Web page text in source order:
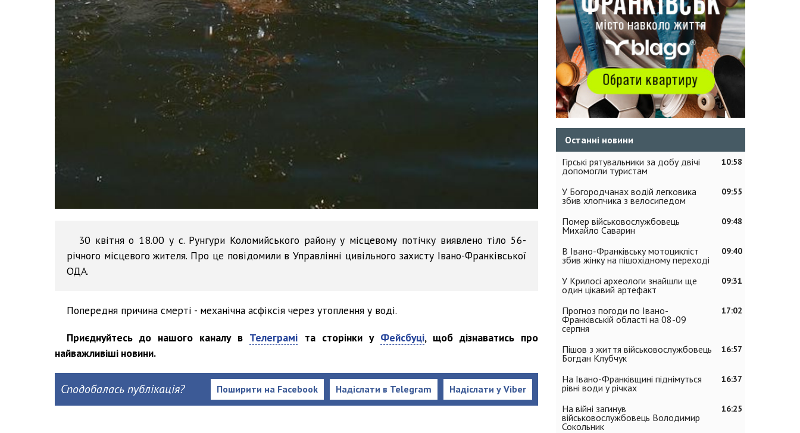
30 квітня о 18.00 у с. Рунгури Коломийського району у місцевому потічку виявлено тіло 56-
річного місцевого жителя. Про це повідомили в Управлінні цивільного захисту Івано-Франківської
ОДА.
Попередня причина смерті - механічна асфіксія через утоплення у воді.
Приєднуйтесь до нашого каналу в Телеграмі та сторінки у Фейсбуці, щоб дізнаватись про
найважливіші новини.
Сподобалась публікація? Надіслати у Viber
Надіслати в Telegram
Поширити на Facebook
Останні новини
10:58
Гірські рятувальники за добу двічі
допомогли туристам
09:55
У Богородчанах водій легковика
збив хлопчика з велосипедом
09:48
Помер військовослужбовець
Михайло Саварин
09:40
В Івано-Франківську мотоцикліст
збив жінку на пішохідному переході
09:31
У Крилосі археологи знайшли ще
один цікавий артефакт
17:02
Прогноз погоди по Івано-
Франківській області на 08-09
серпня
16:57
Пішов з життя військовослужбовець
Богдан Клубчук
16:37
На Івано-Франківщині піднімуться
рівні води у річках
16:25
На війні загинув
військовослужбовець Володимир
Сокольник